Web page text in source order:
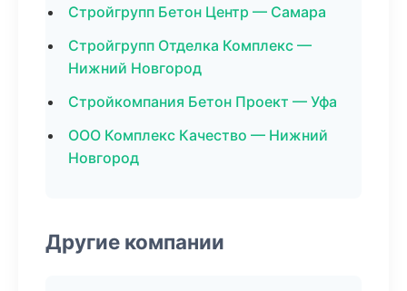
Стройгрупп Бетон Центр — Самара
Стройгрупп Отделка Комплекс —
Нижний Новгород
Стройкомпания Бетон Проект — Уфа
ООО Комплекс Качество — Нижний
Новгород
Другие компании